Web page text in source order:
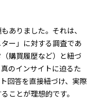
ありました。それは、
ー」に対する調査であ
購買履歴など）と紐づ
のインサイトに迫るた
回答を直接紐づけ、実際
ことが理想的です。